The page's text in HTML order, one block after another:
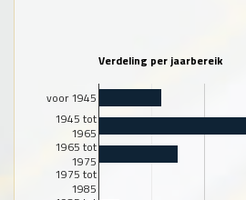
Verdeling per jaarbereik
voor 1945
1945 tot
1965
1965 tot
1975
1975 tot
1985